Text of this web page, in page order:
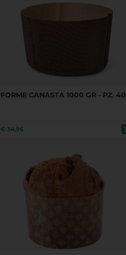
FORME CANASTA 1000 GR - PZ. 40
€ 34,96